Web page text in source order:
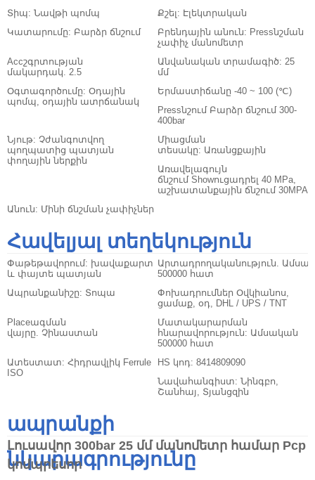
Տիպ: Նավթի պոմպ Քշել: Էլեկտրական
Կատարումը: Բարձր ճնշում Բրենդային անուն: Pressնշման
չափիչ մանոմետր
Accշգրտության
մակարդակ. 2.5
Անվանական տրամագիծ: 25
մմ
Օգտագործումը: Օդային
պոմպ, օդային ատրճանակ
Երմաստիճանը -40 ~ 100 (℃)
Pressնշում Բարձր ճնշում 300-
400bar
Նյութ: Չժանգոտվող
պողպատից պատյան
փողային ներքին
Միացման
տեսակը: Առանցքային
Առավելագույն
ճնշում Showուցադրել 40 MPa,
աշխատանքային ճնշում 30MPA
Անուն: Մինի ճնշման չափիչներ
Հավելյալ տեղեկություն
Փաթեթավորում: խավաքարտ
և փայտե պատյան
Արտադրողականություն.
500000 հատ
Ապրանքանիշը: Տոպա Փոխադրումներ Օվկիանոս,
ցամաք, օդ, DHL / UPS / TNT
Placeագման
վայրը. Չինաստան
Մատակարարման
հնարավորություն: Ամսական
500000 հատ
Ատեստատ: Հիդրավլիկ Ferrule
ISO
HS կոդ: 8414809090
Նավահանգիստ: Նինգբո,
Շանհայ, Տյանցզին
ապրանքի
նկարագրությունը
Լուսավոր 300bar 25 մմ մանոմետր համար Pcp
կոմպրեսոր